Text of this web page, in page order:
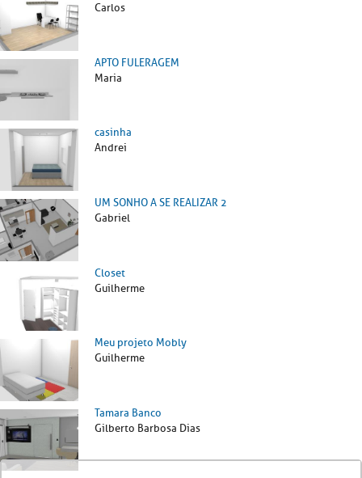
Carlos
APTO FULERAGEM
Maria
casinha
Andrei
UM SONHO A SE REALIZAR 2
Gabriel
Closet
Guilherme
Meu projeto Mobly
Guilherme
Tamara Banco
Gilberto Barbosa Dias